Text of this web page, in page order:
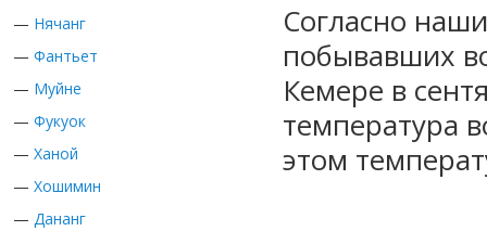
— Нячанг
— Фантьет
— Муйне
— Фукуок
— Ханой
— Хошимин
— Дананг
Согласно
побывавших
Кемере в
температура
этом